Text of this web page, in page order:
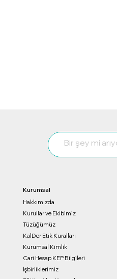
Kurumsal
Hakkımızda
Kurullar ve Ekibimiz
Tüzüğümüz
KalDer Etik Kuralları
Kurumsal Kimlik
Cari Hesap KEP Bilgileri
İşbirliklerimiz